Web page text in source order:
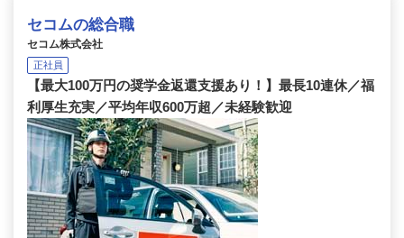
セコムの総合職
セコム株式会社
正社員
【最大100万円の奨学金返還支援あり！】最長10連休／福
利厚生充実／平均年収600万超／未経験歓迎